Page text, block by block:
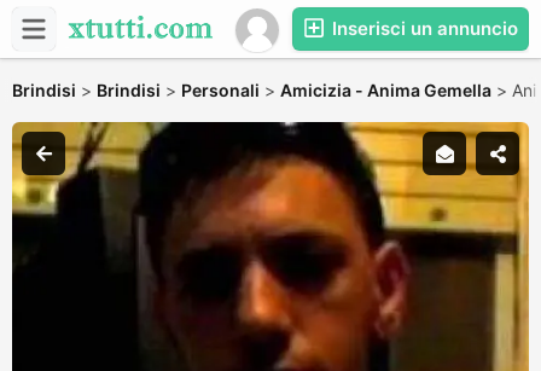
Inserisci un annuncio
Brindisi > Brindisi > Personali > Amicizia - Anima Gemella >